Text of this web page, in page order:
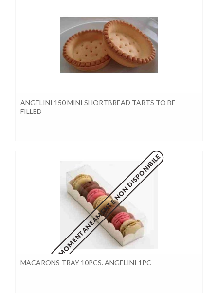
ANGELINI 150 MINI SHORTBREAD TARTS TO BE
FILLED
MOMENTANEAMENTE NON DISPONIBILE
MACARONS TRAY 10PCS. ANGELINI 1PC